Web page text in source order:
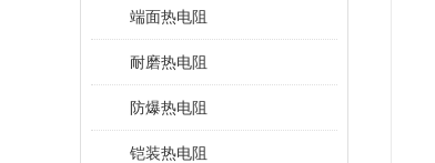
端面热电阻
耐磨热电阻
防爆热电阻
铠装热电阻